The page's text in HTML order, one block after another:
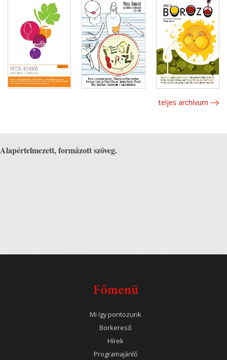
teljes archívum
Alapértelmezett, formázott szöveg.
Főmenü
Mi így pontozunk
Borkereső
Hírek
Programajánló